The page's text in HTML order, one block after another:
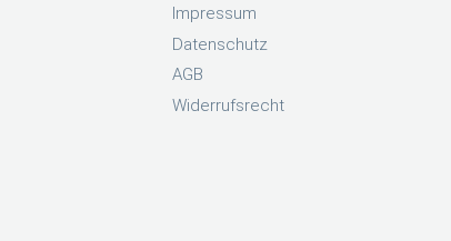
Impressum
Datenschutz
AGB
Widerrufsrecht